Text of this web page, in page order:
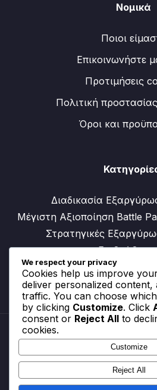
Νομικά
Ποιοι
Επικοινωνήστε
Προτιμήσεις
Πολιτική
Όροι και
Διαδικασία
Μέγιστη Αξιοποίηση Battle
Στρατηγικές
Ποιοι
Επικοινωνήστε
Προτιμήσεις
Πολιτική
We respect your privacy
Cookies help us improve
deliver personalized content,
traffic. You can choose
by clicking Customize. Click
consent or Reject All to
cookies.
Customize
Reject All